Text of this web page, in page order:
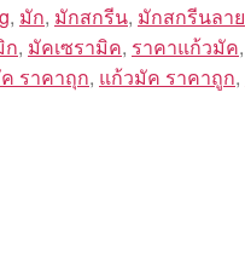
, มัก, มักสกรีน, มักสกรีนลาย
ก, มัคเซรามิค, ราคาแก้วมัค,
ราคาถุก, แก้วมัค ราคาถูก,